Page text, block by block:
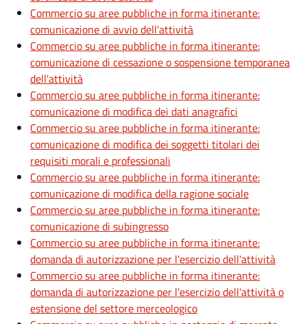
Commercio su aree pubbliche in forma itinerante:
comunicazione di avvio dell'attività
Commercio su aree pubbliche in forma itinerante:
comunicazione di cessazione o sospensione temporanea
dell'attività
Commercio su aree pubbliche in forma itinerante:
comunicazione di modifica dei dati anagrafici
Commercio su aree pubbliche in forma itinerante:
comunicazione di modifica dei soggetti titolari dei
requisiti morali e professionali
Commercio su aree pubbliche in forma itinerante:
comunicazione di modifica della ragione sociale
Commercio su aree pubbliche in forma itinerante:
comunicazione di subingresso
Commercio su aree pubbliche in forma itinerante:
domanda di autorizzazione per l'esercizio dell'attività
Commercio su aree pubbliche in forma itinerante:
domanda di autorizzazione per l'esercizio dell'attività o
estensione del settore merceologico